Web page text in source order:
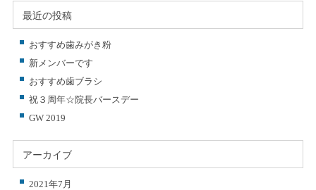
最近の投稿
おすすめ歯みがき粉
新メンバーです
おすすめ歯ブラシ
祝３周年☆院長バースデー
GW 2019
アーカイブ
2021年7月